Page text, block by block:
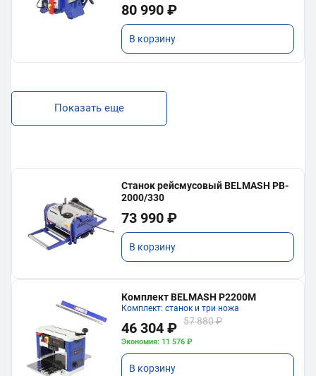
80 990 ₽
В корзину
Показать еще
Станок рейсмусовый BELMASH PB-
2000/330
73 990 ₽
В корзину
Комплект BELMASH P2200M
Комплект: станок и три ножа
46 304 ₽ 57 880 ₽
Экономия: 11 576 ₽
В корзину